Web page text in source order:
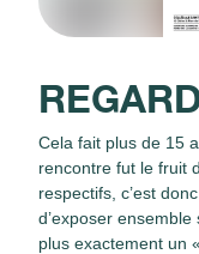
Cela fait plus de 15
rencontre fut le fruit
respectifs, c’est
d’exposer
plus exactement un